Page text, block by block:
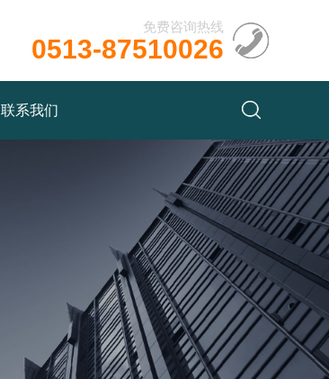
免费咨询热线
0513-87510026
联系我们